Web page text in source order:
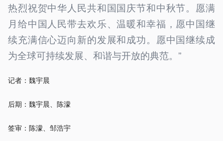
热烈祝贺中华人民共和国国庆节和中秋节。愿满
月给中国人民带去欢乐、温暖和幸福，愿中国继
续充满信心迈向新的发展和成功。愿中国继续成
为全球可持续发展、和谐与开放的典范。”
记者：魏宇晨
后期：魏宇晨、陈濛
签审：陈濛、邹浩宇